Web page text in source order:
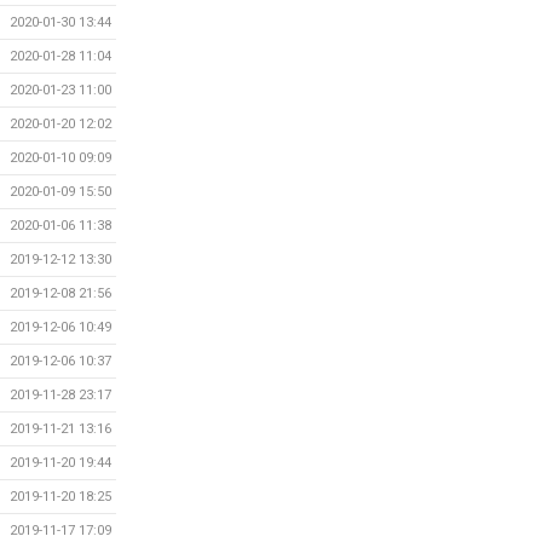
2020-01-30 13:44
2020-01-28 11:04
2020-01-23 11:00
2020-01-20 12:02
2020-01-10 09:09
2020-01-09 15:50
2020-01-06 11:38
2019-12-12 13:30
2019-12-08 21:56
2019-12-06 10:49
2019-12-06 10:37
2019-11-28 23:17
2019-11-21 13:16
2019-11-20 19:44
2019-11-20 18:25
2019-11-17 17:09